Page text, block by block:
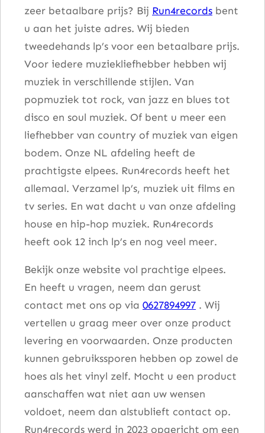
zeer betaalbare prijs? Bij Run4records bent
u aan het juiste adres. Wij bieden
tweedehands lp’s voor een betaalbare prijs.
Voor iedere muziekliefhebber hebben wij
muziek in verschillende stijlen. Van
popmuziek tot rock, van jazz en blues tot
disco en soul muziek. Of bent u meer een
liefhebber van country of muziek van eigen
bodem. Onze NL afdeling heeft de
prachtigste elpees. Run4records heeft het
allemaal. Verzamel lp’s, muziek uit films en
tv series. En wat dacht u van onze afdeling
house en hip-hop muziek. Run4records
heeft ook 12 inch lp’s en nog veel meer.
Bekijk onze website vol prachtige elpees.
En heeft u vragen, neem dan gerust
contact met ons op via 0627894997 . Wij
vertellen u graag meer over onze product
levering en voorwaarden. Onze producten
kunnen gebruikssporen hebben op zowel de
hoes als het vinyl zelf. Mocht u een product
aanschaffen wat niet aan uw wensen
voldoet, neem dan alstublieft contact op.
Run4records werd in 2023 opgericht om een